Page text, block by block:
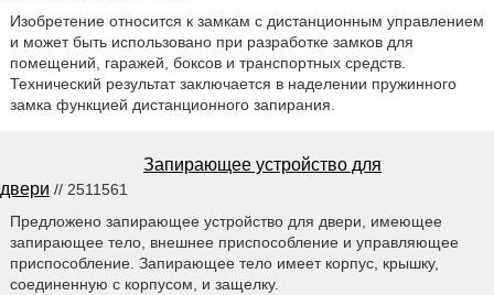
Изобретение относится к замкам с дистанционным управлением
и может быть использовано при разработке замков для
помещений, гаражей, боксов и транспортных средств.
Технический результат заключается в наделении пружинного
замка функцией дистанционного запирания.
Запирающее устройство для
двери // 2511561
Предложено запирающее устройство для двери, имеющее
запирающее тело, внешнее приспособление и управляющее
приспособление. Запирающее тело имеет корпус, крышку,
соединенную с корпусом, и защелку.